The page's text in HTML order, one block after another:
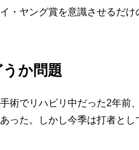
・ヤング賞を意識させるだ
か問題
術でリハビリ中だった2年前
った。しかし今季は打者と